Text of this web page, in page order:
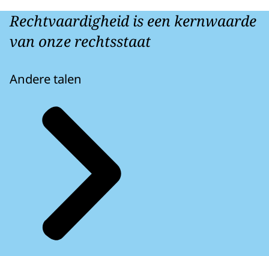
Rechtvaardigheid is een kernwaarde
van onze rechtsstaat
Andere talen